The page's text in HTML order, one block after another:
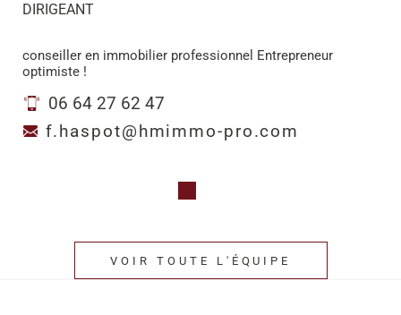
DIRIGEANT
conseiller en immobilier professionnel Entrepreneur
optimiste !
06 64 27 62 47
f.haspot@hmimmo-pro.com
VOIR TOUTE L'ÉQUIPE